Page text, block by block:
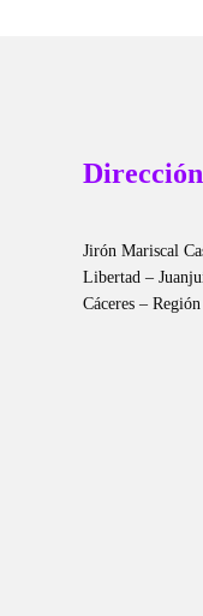
Dirección
Jirón Mariscal
Libertad –
Cáceres –